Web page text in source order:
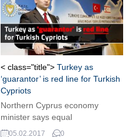
belediye bizde değil. Bak İzmir'e
ne yakışır? İzmir'e 30, sıfır
yakışır" dedi.
< class="title"> Turkey as
‘guarantor’ is red line for Turkish
Cypriots
Northern Cyprus economy
minister says equal
representation, presence of
05.02.2017 0